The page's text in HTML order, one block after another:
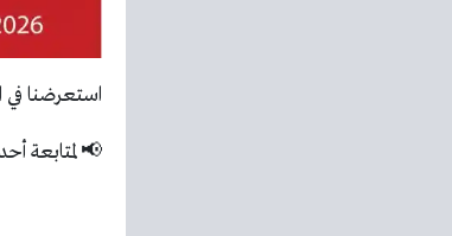
استعرضنا في
📢 لمتابعة